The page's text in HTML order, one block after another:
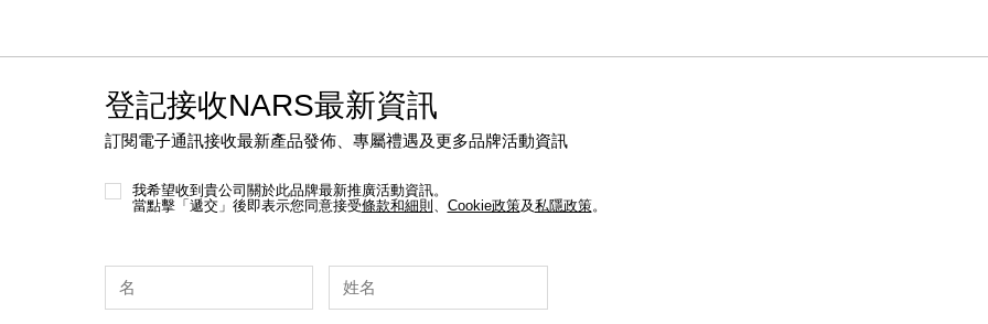
登記接收NARS最新資訊
訂閱電子通訊接收最新產品發佈、專屬禮遇及更多品牌活動資訊
我希望收到貴公司關於此品牌最新推廣活動資訊。
當點擊「遞交」後即表示您同意接受條款和細則 、 Cookie政策及私隱政策。